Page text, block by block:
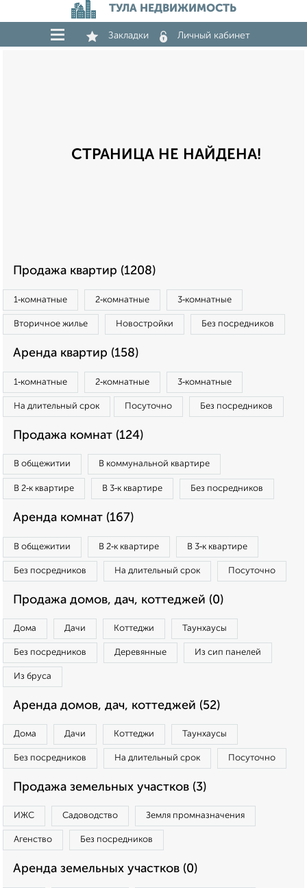
ТУЛА НЕДВИЖИМОСТЬ
Закладки Личный кабинет
СТРАНИЦА НЕ НАЙДЕНА!
Продажа квартир (1208)
1‑комнатные 2‑комнатные 3‑комнатные
Вторичное жилье Новостройки Без посредников
Аренда квартир (158)
1‑комнатные 2‑комнатные 3‑комнатные
На длительный срок Посуточно Без посредников
Продажа комнат (124)
В общежитии В коммунальной квартире
В 2‑к квартире В 3‑к квартире Без посредников
Аренда комнат (167)
В общежитии В 2‑к квартире В 3‑к квартире
Без посредников На длительный срок Посуточно
Продажа домов, дач, коттеджей (0)
Дома Дачи Коттеджи Таунхаусы
Без посредников Деревянные Из сип панелей
Из бруса
Аренда домов, дач, коттеджей (52)
Дома Дачи Коттеджи Таунхаусы
Без посредников На длительный срок Посуточно
Продажа земельных участков (3)
ИЖС Садоводство Земля промназначения
Агенство Без посредников
Аренда земельных участков (0)